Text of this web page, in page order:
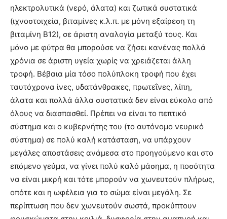
ηλεκτρολυτικά (νερό, άλατα) και ζωτικά συστατικά
(ιχνοστοιχεία, βιταμίνες κ.λ.π. με μόνη εξαίρεση τη
βιταμίνη Β12), σε άριστη αναλογία μεταξύ τους. Και
μόνο με φύτρα θα μπορούσε να ζήσει κανένας πολλά
χρόνια σε άριστη υγεία χωρίς να χρειάζεται άλλη
τροφή. Βέβαια μία τόσο πολύπλοκη τροφή που έχει
ταυτόχρονα ίνες, υδατάνθρακες, πρωτεΐνες, λίπη,
άλατα και πολλά άλλα συστατικά δεν είναι εύκολο από
όλους να διασπασθεί. Πρέπει να είναι το πεπτικό
σύστημα και ο κυβερνήτης του (το αυτόνομο νευρικό
σύστημα) σε πολύ καλή κατάσταση, να υπάρχουν
μεγάλες αποστάσεις ανάμεσα στο προηγούμενο και στο
επόμενο γεύμα, να γίνει πολύ καλό μάσημα, η ποσότητα
να είναι μικρή και τότε μπορούν να χωνευτούν πλήρως,
οπότε και η ωφέλεια για το σώμα είναι μεγάλη. Σε
περίπτωση που δεν χωνευτούν σωστά, προκύπτουν